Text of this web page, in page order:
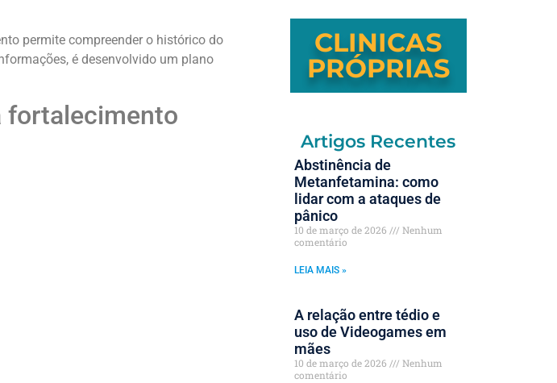
permite compreender o histórico do
é desenvolvido um plano
fortalecimento
CLINICAS
PRÓPRIAS
Artigos Recentes
Abstinência de
Metanfetamina: como
lidar com a ataques de
pânico
10 de março de 2026
Nenhum
comentário
LEIA MAIS »
A relação entre tédio e
uso de Videogames em
mães
10 de março de 2026
Nenhum
comentário